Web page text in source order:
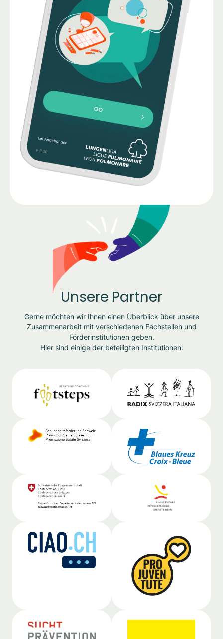
Unsere Partner
Gerne möchten wir Ihnen einen Überblick über unsere
Zusammenarbeit mit verschiedenen Fachstellen und
Förderinstitutionen geben.
Hier sind einige der beteiligten Institutionen: